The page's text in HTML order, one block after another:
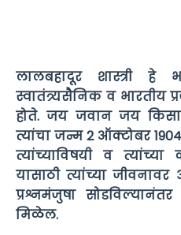
लालबहादूर शास्त्री हे
स्वातंत्र्यसैनिक व भारतीय
होते. जय जवान जय
त्यांचा जन्म 2 ऑक्टोबर
त्यांच्याविषयी व त्यांच्या
यासाठी त्यांच्या जीवनावर
प्रश्नमंजुषा
मिळेल.